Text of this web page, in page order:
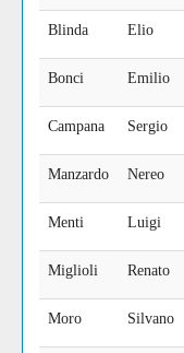
Blinda Elio
Bonci Emilio
Campana Sergio
Manzardo Nereo
Menti Luigi
Miglioli Renato
Moro Silvano